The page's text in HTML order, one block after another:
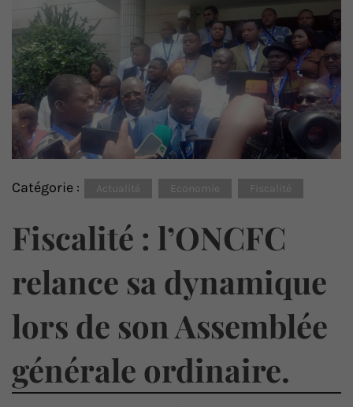
Catégorie : Actualité Economie Fiscalité
Fiscalité : l’ONCFC
relance sa dynamique
lors de son Assemblée
générale ordinaire.